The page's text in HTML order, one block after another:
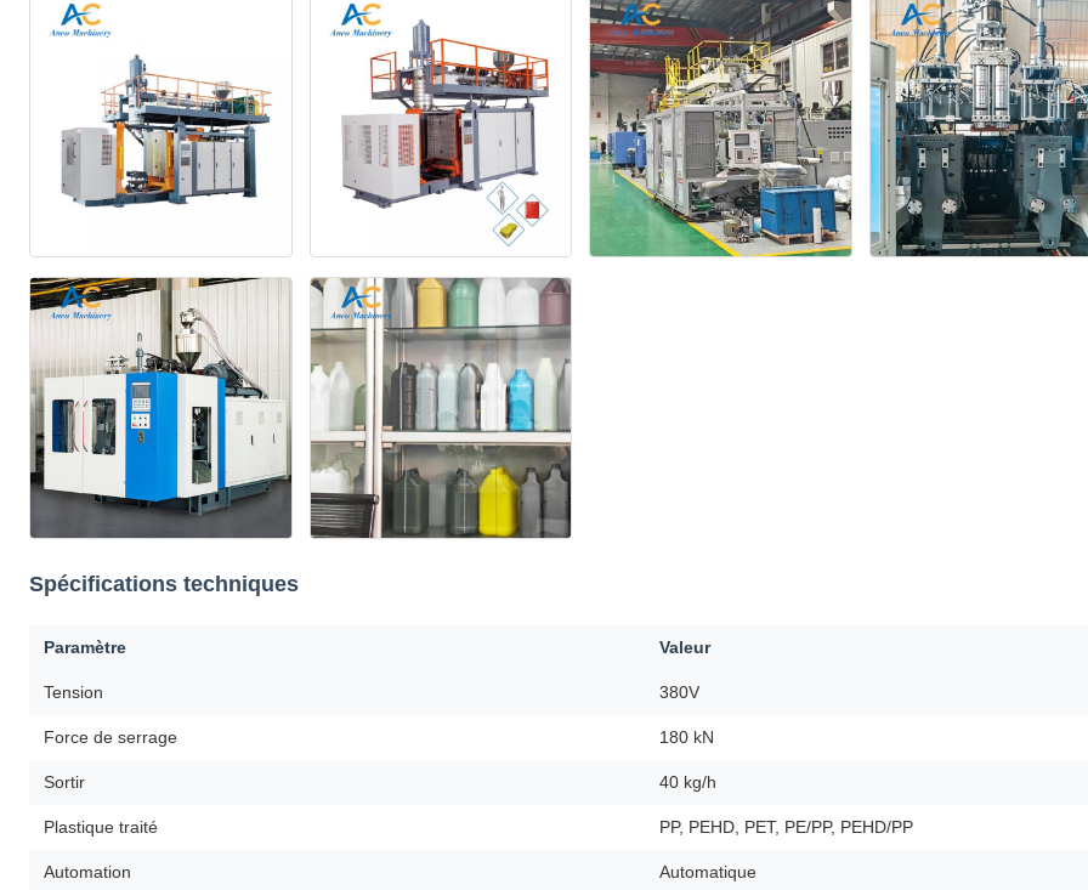
Spécifications techniques
Paramètre Valeur
Tension 380V
Force de serrage 180 kN
Sortir 40 kg/h
Plastique traité PP, PEHD, PET, PE/PP, PEHD/PP
Automation Automatique